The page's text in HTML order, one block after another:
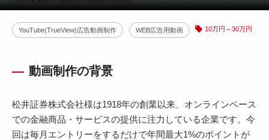
YouTube(TrueView)広告動画制作 WEB広告用動画 10万円～30万円
動画制作の背景
松井証券株式会社様は1918年の創業以来、オンラインベース
での金融商品・サービスの提供に注力している企業です。今
回は毎月エントリーをするだけで年間最大1%のポイントが